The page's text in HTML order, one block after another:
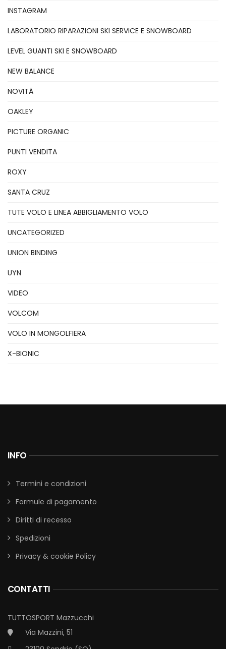
INSTAGRAM
LABORATORIO RIPARAZIONI SKI SERVICE E SNOWBOARD
LEVEL GUANTI SKI E SNOWBOARD
NEW BALANCE
NOVITÃ
OAKLEY
PICTURE ORGANIC
PUNTI VENDITA
ROXY
SANTA CRUZ
TUTE VOLO E LINEA ABBIGLIAMENTO VOLO
UNCATEGORIZED
UNION BINDING
UYN
VIDEO
VOLCOM
VOLO IN MONGOLFIERA
X-BIONIC
INFO
Termini e condizioni
Formule di pagamento
Diritti di recesso
Spedizioni
Privacy & cookie Policy
CONTATTI
TUTTOSPORT Mazzucchi
Via Mazzini, 51